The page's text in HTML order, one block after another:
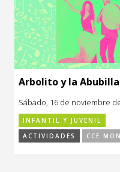
Arbolito y la Abubilla
Sábado, 16 de noviembre
INFANTIL Y JUVENIL
ACTIVIDADES
CCE